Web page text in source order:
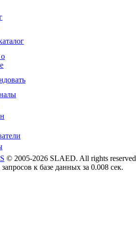
© 2005-2026 SLAED. All rights
к базе данных за 0.008 сек.